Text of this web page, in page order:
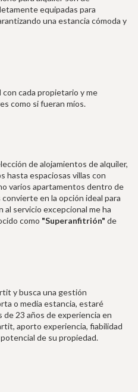
equipadas para
una estancia cómoda y
cada propietario y me
como si fueran míos.
de alojamientos de alquiler,
hasta espaciosas villas con
varios apartamentos dentro de
en la opción ideal para
al servicio excepcional me ha
como "Superanfitrión" de
y busca una gestión
o media estancia, estaré
de 23 años de experiencia en
aporto experiencia, fiabilidad
de su propiedad.